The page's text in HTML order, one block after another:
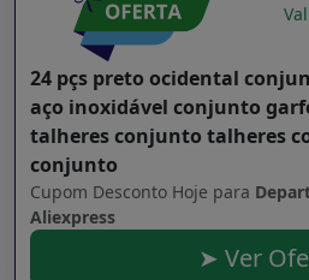
24 pçs preto ocidental
aço inoxidável conjunto
talheres conjunto talheres
conjunto
Cupom Desconto Hoje para
Aliexpress
➤ Ver